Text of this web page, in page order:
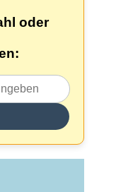
oder